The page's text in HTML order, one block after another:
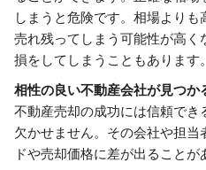
しまうと危険です。相場より
売れ残ってしまう可能性が高く
損をしてしまうこともあります。
相性の良い不動産会社が見つか
不動産売却の成功には信頼で
欠かせません。その会社や担
ドや売却価格に差が出ることが